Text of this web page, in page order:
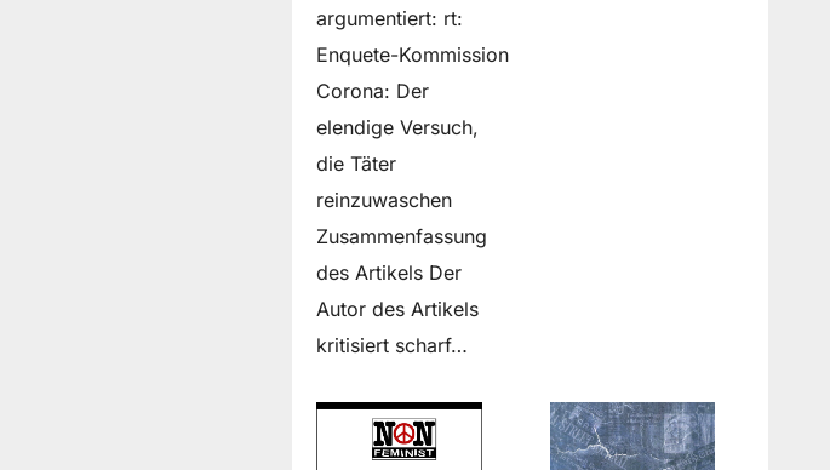
argumentiert: rt:
Enquete-Kommission
Corona: Der
elendige Versuch,
die Täter
reinzuwaschen
Zusammenfassung
des Artikels Der
Autor des Artikels
kritisiert scharf…